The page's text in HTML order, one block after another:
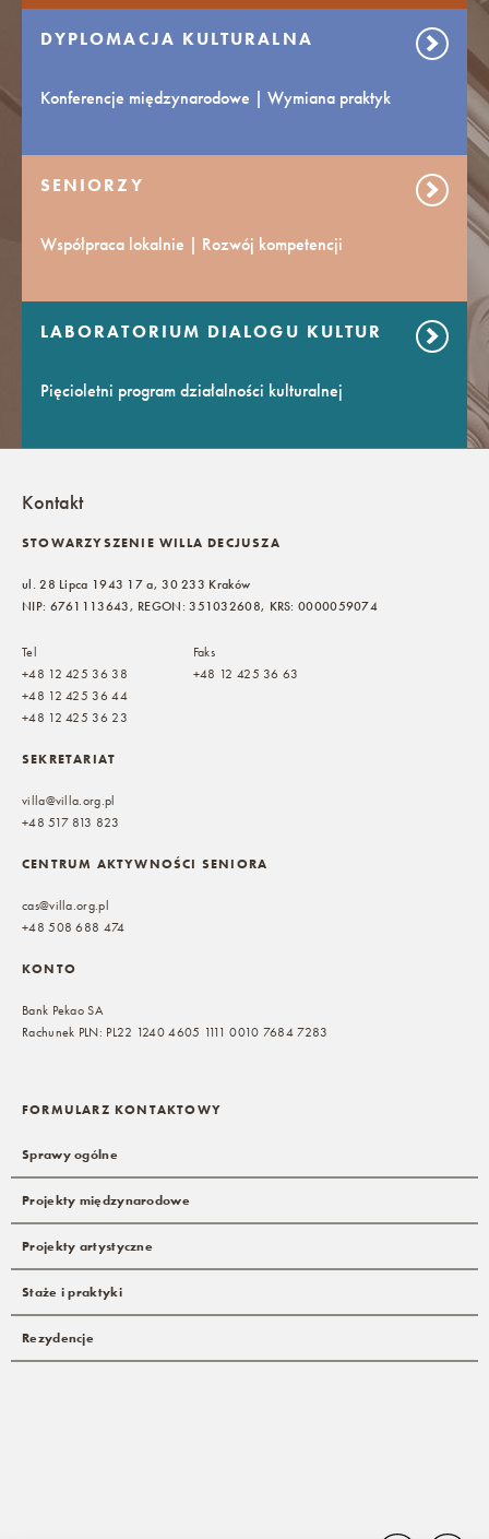
DYPLOMACJA KULTURALNA
Konferencje międzynarodowe | Wymiana praktyk
SENIORZY
Współpraca lokalnie | Rozwój kompetencji
LABORATORIUM DIALOGU KULTUR
Pięcioletni program działalności kulturalnej
Kontakt
STOWARZYSZENIE WILLA DECJUSZA
ul. 28 Lipca 1943 17 a, 30 233 Kraków
NIP: 6761113643, REGON: 351032608, KRS: 0000059074
Tel
+48 12 425 36 38
+48 12 425 36 44
+48 12 425 36 23
Faks
+48 12 425 36 63
SEKRETARIAT
villa@villa.org.pl
+48 517 813 823
CENTRUM AKTYWNOŚCI SENIORA
cas@villa.org.pl
+48 508 688 474
KONTO
Bank Pekao SA
Rachunek PLN: PL22 1240 4605 1111 0010 7684 7283
FORMULARZ KONTAKTOWY
Sprawy ogólne
Projekty międzynarodowe
Projekty artystyczne
Staże i praktyki
Rezydencje